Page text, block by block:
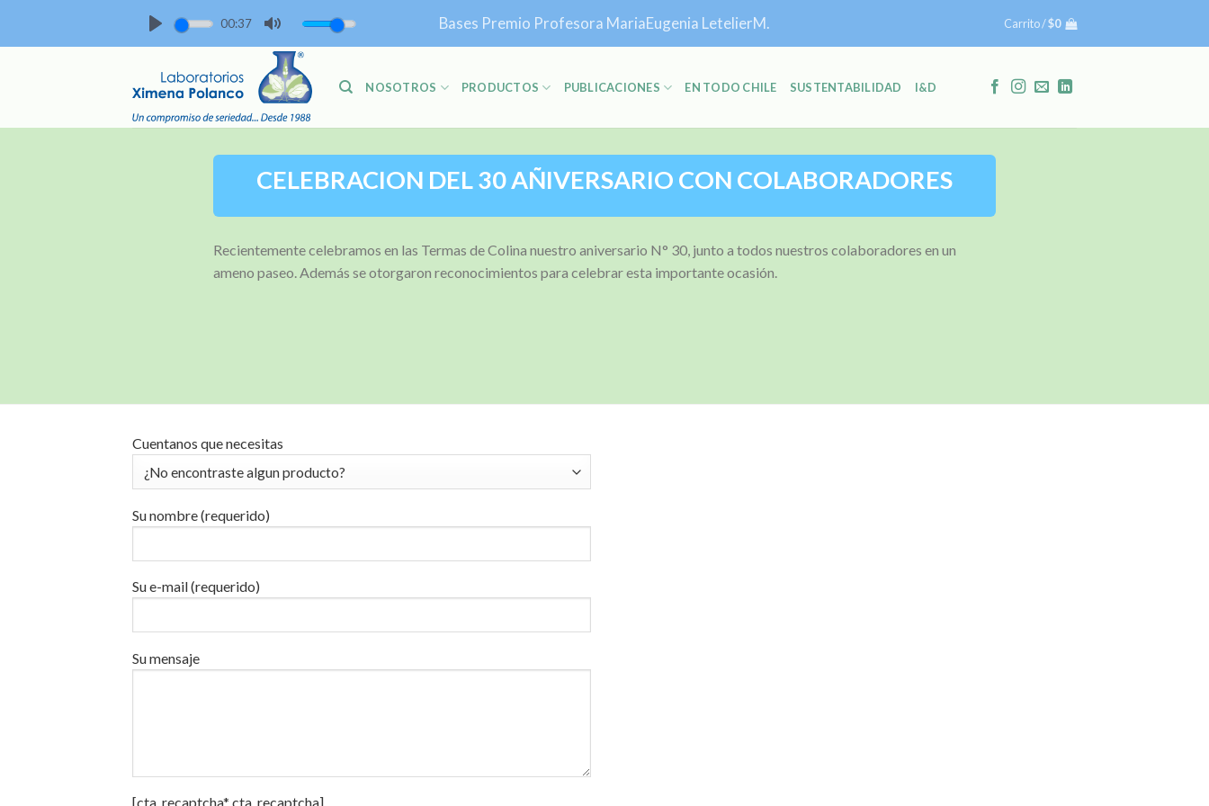
00:37 Bases Premio Profesora MariaEugenia LetelierM. Carrito /$0
NOSOTROS PRODUCTOS PUBLICACIONES EN TODO CHILE SUSTENTABILIDAD I&D
CELEBRACION DEL 30 AÑIVERSARIO CON COLABORADORES
Recientemente celebramos en las Termas de Colina nuestro aniversario N° 30, junto a todos nuestros colaboradores en un
ameno paseo. Además se otorgaron reconocimientos para celebrar esta importante ocasión.
Cuentanos que necesitas
Su nombre (requerido)
Su e-mail (requerido)
Su mensaje
[cta_recaptcha* cta_recaptcha]